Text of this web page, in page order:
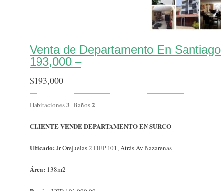
Venta de Departamento En
193,000 –
$193,000
Habitaciones3 Baños2
CLIENTE VENDE DEPARTAMENTO EN SURCO
Ubicado: Jr Orejuelas 2 DEP 101, Atrás Av Nazarenas
Área: 138m2